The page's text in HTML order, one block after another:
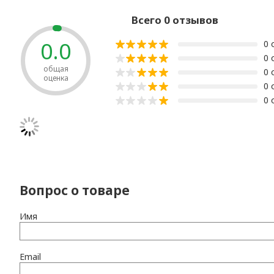
0.0
общая
оценка
Всего 0 отзывов
0
0
0
0
0
Вопрос о товаре
Имя
Email